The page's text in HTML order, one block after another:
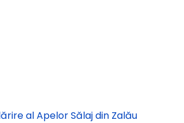
al Apelor Sălaj din Zalău